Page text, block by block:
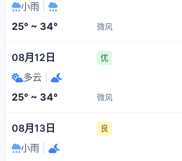
小雨
25° ~ 34° 微风
08月12日 优
多云
25° ~ 34° 微风
08月13日 良
小雨